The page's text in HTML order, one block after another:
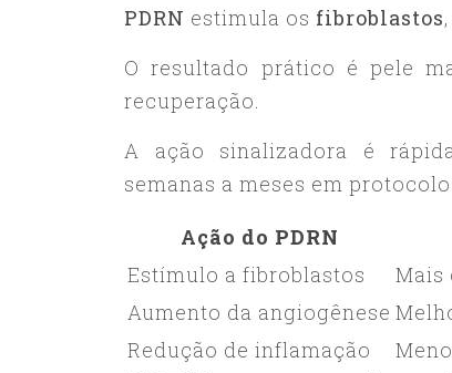
PDRN estimula os fibroblastos
O resultado prático é pele
recuperação.
A ação sinalizadora é
semanas a meses em
Ação do PDRN
Estímulo a fibroblastos
Mais
Aumento da angiogênese
Redução de inflamação